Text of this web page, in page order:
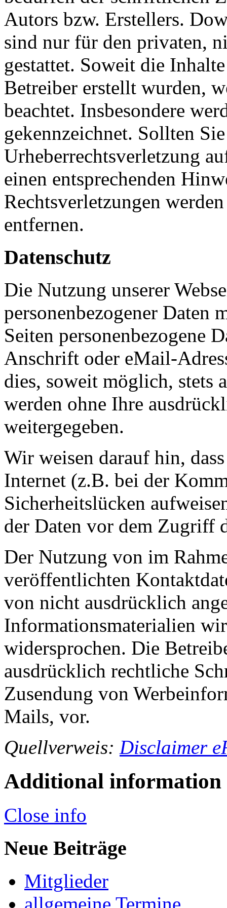
Autors bzw. Erstellers.
sind nur für den privaten,
gestattet. Soweit die
Betreiber erstellt wurden,
beachtet. Insbesondere
gekennzeichnet. Sollten
Urheberrechtsverletzung
einen entsprechenden
Rechtsverletzungen
entfernen.
Datenschutz
Die Nutzung unserer
personenbezogener Daten
Seiten personenbezogene
Anschrift oder eMail-
dies, soweit möglich, stets
werden ohne Ihre
weitergegeben.
Wir weisen darauf hin,
Internet (z.B. bei der
Sicherheitslücken
der Daten vor dem Zugriff
Der Nutzung von im
veröffentlichten
von nicht ausdrücklich
Informationsmaterialien
widersprochen. Die
ausdrücklich rechtliche
Zusendung von
Mails, vor.
Quellverweis: Disclaimer
Additional information
Close info
Neue Beiträge
Mitglieder
allgemeine Termine